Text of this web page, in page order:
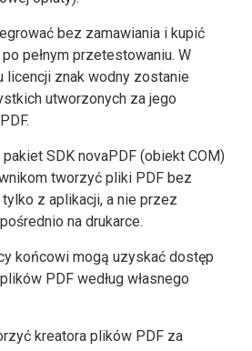
bez zamawiania i kupić
pełnym przetestowaniu. W
licencji znak wodny zostanie
utworzonych za jego
pakiet SDK novaPDF (obiekt COM)
tworzyć pliki PDF bez
z aplikacji, a nie przez
na drukarce.
końcowi mogą uzyskać dostęp
PDF według własnego
kreatora plików PDF za